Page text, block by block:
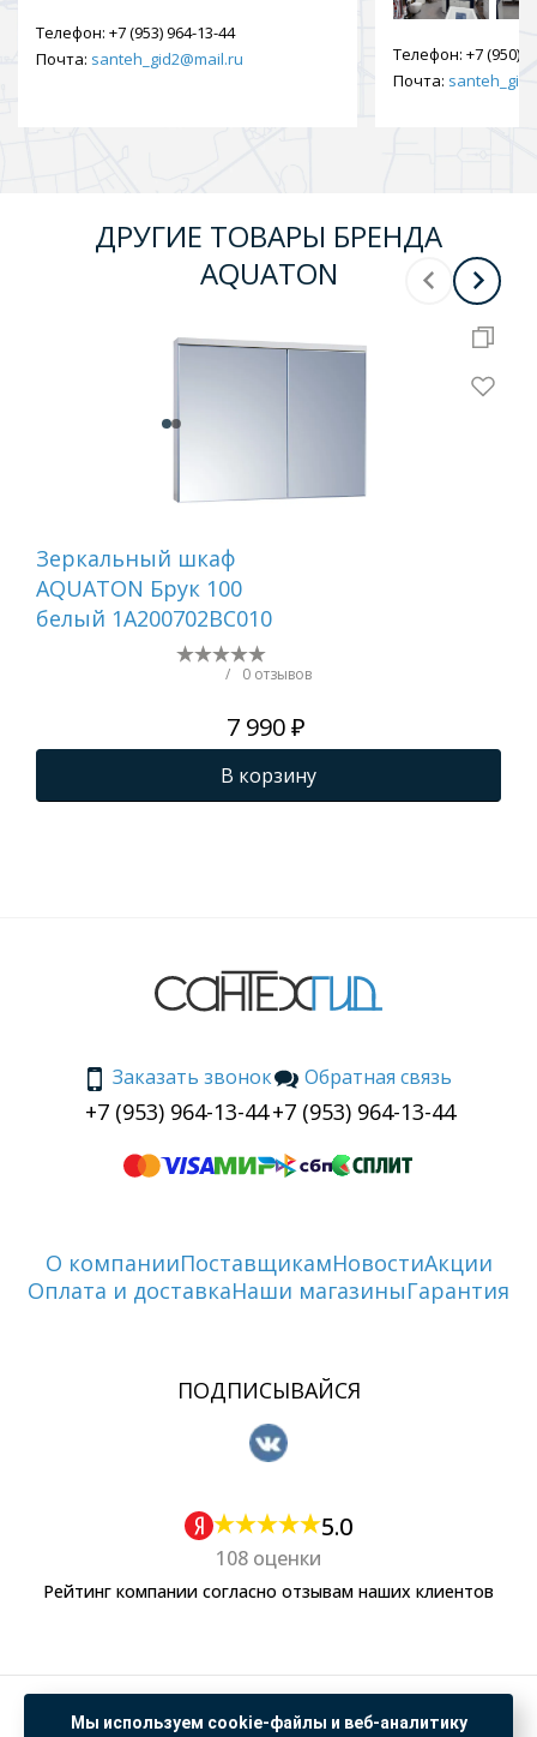
Телефон: +7 (953) 964-13-44
Почта: santeh_gid2@mail.ru Телефон: +7 (950)
Почта:
ДРУГИЕ ТОВАРЫ БРЕНДА
AQUATON
Зеркальный шкаф
AQUATON Брук 100
белый 1A200702BC010
/ 0 отзывов
7 990 ₽
В корзину
Заказать звонок
+7 (953) 964-13-44
Обратная связь
+7 (953) 964-13-44
О компанииПоставщикамНовостиАкции
Оплата и доставкаНаши магазиныГарантия
ПОДПИСЫВАЙСЯ
5.0
108 оценки
Рейтинг компании согласно отзывам наших клиентов
Политика обработки персональных данных
Согласие на обработку данных Яндекс Метрика
Мы используем cookie-файлы и веб-аналитику